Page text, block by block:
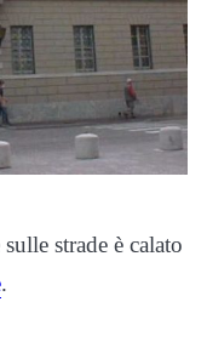
strade è calato
.